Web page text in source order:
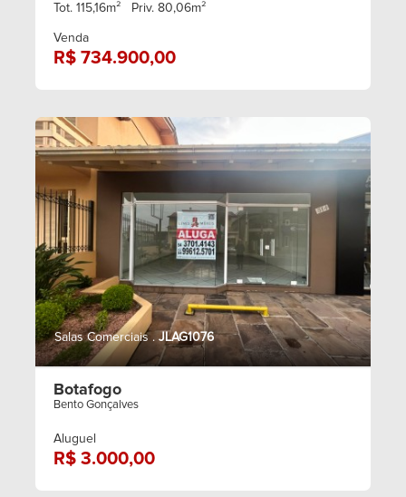
Tot. 115,16m²
Priv. 80,06m²
Venda
R$ 734.900,00
Salas Comerciais . JLAG1076
Botafogo
Bento Gonçalves
Aluguel
R$ 3.000,00